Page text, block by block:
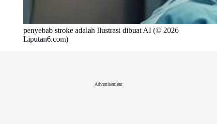
penyebab stroke adalah Ilustrasi dibuat AI (© 2026
Liputan6.com)
Advertisement